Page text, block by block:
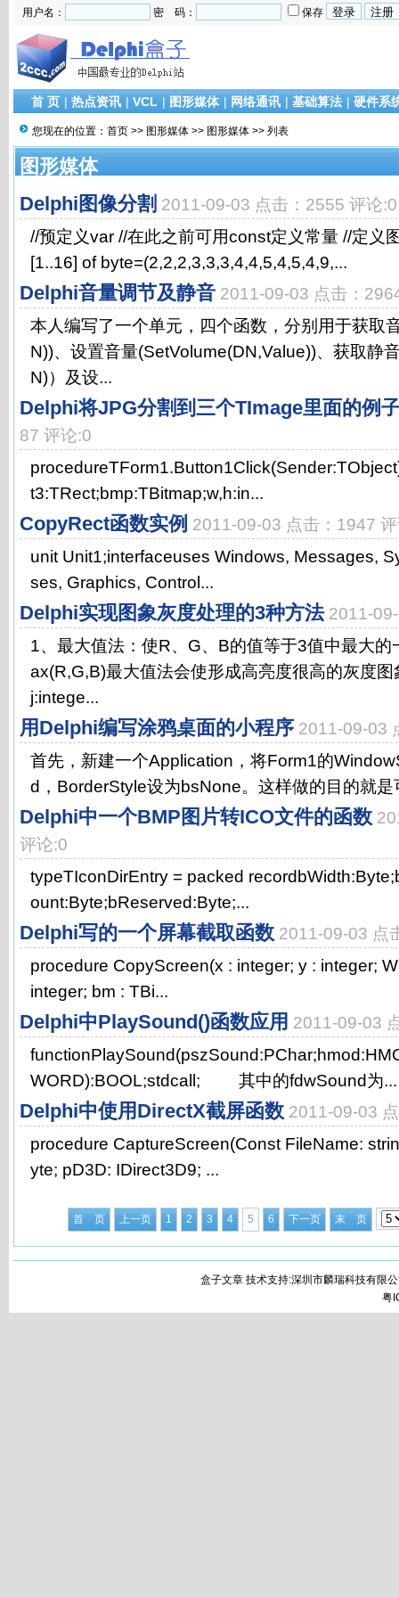
用户名： 密 码： 保存
首 页 | 热点资讯 | VCL | 图形媒体 | 网络通讯 | 基础算法 | 硬件系
您现在的位置： 首页 >> 图形媒体 >> 图形媒体 >> 列表
图形媒体
Delphi图像分割 2011-09-03 点击：2555 评论:0
//预定义var //在此之前可用const定义常量 //定义
[1..16] of byte=(2,2,2,3,3,3,4,4,5,4,5,4,9,...
Delphi音量调节及静音 2011-09-03 点击：
本人编写了一个单元，四个函数，分别用于获取
N))、设置音量(SetVolume(DN,Value))、获取静
N)）及设...
Delphi将JPG分割到三个TImage里面的例
87 评论:0
t3:TRect;bmp:TBitmap;w,h:in...
CopyRect函数实例 2011-09-03 点击：1947
unit Unit1;interfaceuses Windows, Messages,
ses, Graphics, Control...
Delphi实现图象灰度处理的3种方法 2011-
1、最大值法：使R、G、B的值等于3值中最大
ax(R,G,B)最大值法会使形成高亮度很高的灰度
j:intege...
用Delphi编写涂鸦桌面的小程序 2011-09-03
首先，新建一个Application，将Form1的
d，BorderStyle设为bsNone。这样做的目的就
Delphi中一个BMP图片转ICO文件的函数
评论:0
typeTIconDirEntry = packed
ount:Byte;bReserved:Byte;...
Delphi写的一个屏幕截取函数 2011-09-03 点
procedure CopyScreen(x : integer; y : integer;
integer; bm : TBi...
Delphi中PlaySound()函数应用 2011-09-03
WORD):BOOL;stdcall; 其中的fdwSound为...
Delphi中使用DirectX截屏函数 2011-09-03
procedure CaptureScreen(Const FileName:
yte; pD3D: IDirect3D9; ...
首 页 上一页 1 2 3 4 5 6 下一页 末 页
盒子文章 技术支持:深圳市麟瑞科技有限
粤